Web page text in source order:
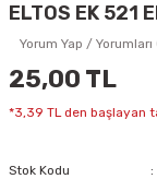
ELTOS EK 521
Yorum Yap / Yorumları
25,00 TL
*3,39 TL den başlayan
Stok Kodu